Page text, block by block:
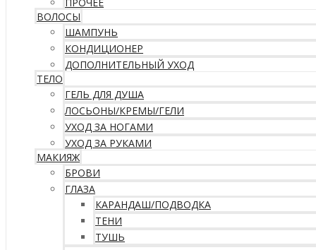
ВОЛОСЫ
ШАМПУНЬ
КОНДИЦИОНЕР
ДОПОЛНИТЕЛЬНЫЙ УХОД
ТЕЛО
ГЕЛЬ ДЛЯ ДУША
ЛОСЬОНЫ/КРЕМЫ/ГЕЛИ
УХОД ЗА НОГАМИ
УХОД ЗА РУКАМИ
МАКИЯЖ
БРОВИ
ГЛАЗА
КАРАНДАШ/ПОДВОДКА
ТЕНИ
ТУШЬ